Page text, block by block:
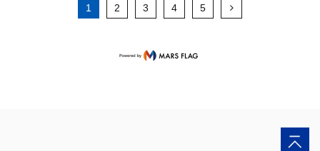
番号リストに載っている番号からのファクス
は受信拒否されます。
1 2 3 4 5